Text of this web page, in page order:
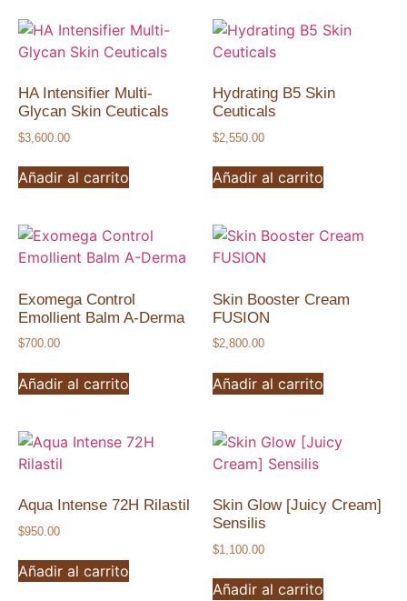
HA Intensifier Multi-
Glycan Skin Ceuticals
$3,600.00
Añadir al carrito
Hydrating B5 Skin
Ceuticals
$2,550.00
Añadir al carrito
Exomega Control
Emollient Balm A-Derma
$700.00
Añadir al carrito
Skin Booster Cream
FUSION
$2,800.00
Añadir al carrito
Aqua Intense 72H Rilastil
$950.00
Añadir al carrito
Skin Glow [Juicy Cream]
Sensilis
$1,100.00
Añadir al carrito